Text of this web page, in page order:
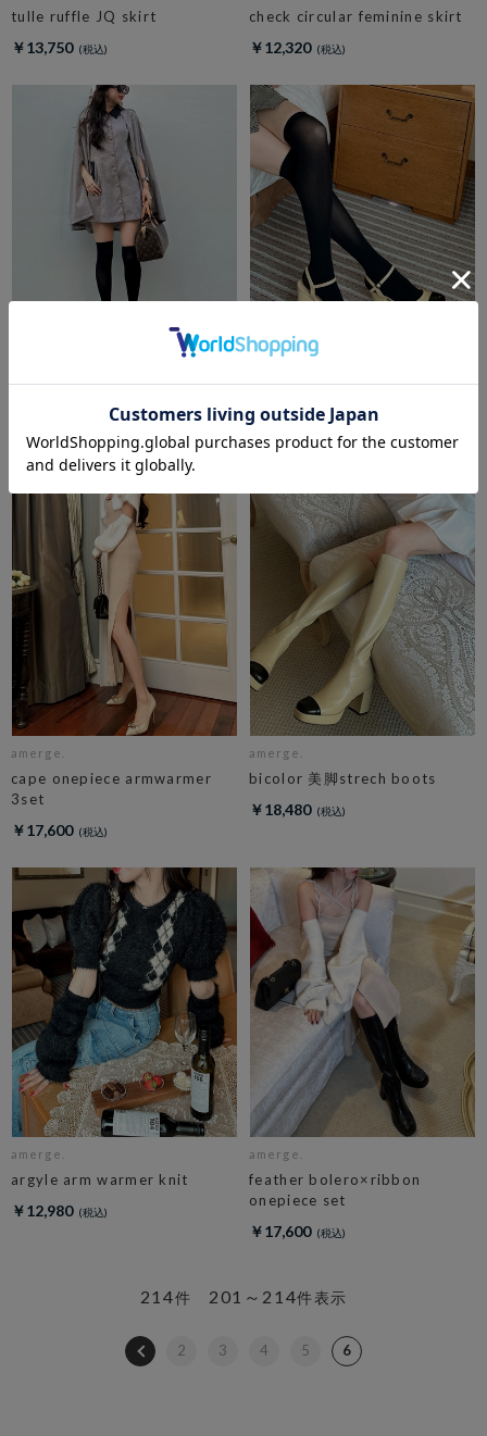
tulle ruffle JQ skirt
￥13,750
check circular feminine skirt
￥12,320
￥15,950
amerge.
cape onepiece armwarmer
3set
￥17,600
amerge.
bicolor 美脚strech boots
￥18,480
amerge.
argyle arm warmer knit
￥12,980
amerge.
feather bolero×ribbon
onepiece set
￥17,600
201～214件表示
214件
2 3 4 5 6